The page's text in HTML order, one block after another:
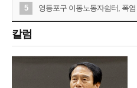
5 영등포구 이동노동자쉼터, 폭염
칼럼